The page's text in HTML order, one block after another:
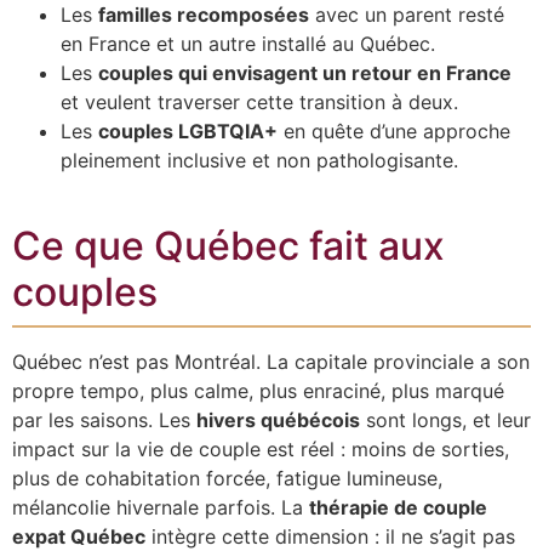
Les familles recomposées avec un parent resté
en France et un autre installé au Québec.
Les couples qui envisagent un retour en France
et veulent traverser cette transition à deux.
Les couples LGBTQIA+ en quête d’une approche
pleinement inclusive et non pathologisante.
Ce que Québec fait aux
couples
Québec n’est pas Montréal. La capitale provinciale a son
propre tempo, plus calme, plus enraciné, plus marqué
par les saisons. Les hivers québécois sont longs, et leur
impact sur la vie de couple est réel : moins de sorties,
plus de cohabitation forcée, fatigue lumineuse,
mélancolie hivernale parfois. La thérapie de couple
expat Québec intègre cette dimension : il ne s’agit pas